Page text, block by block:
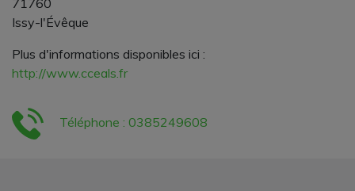
Issy-l'Évêque
Plus d'informations disponibles ici :
http://www.cceals.fr
Téléphone : 0385249608